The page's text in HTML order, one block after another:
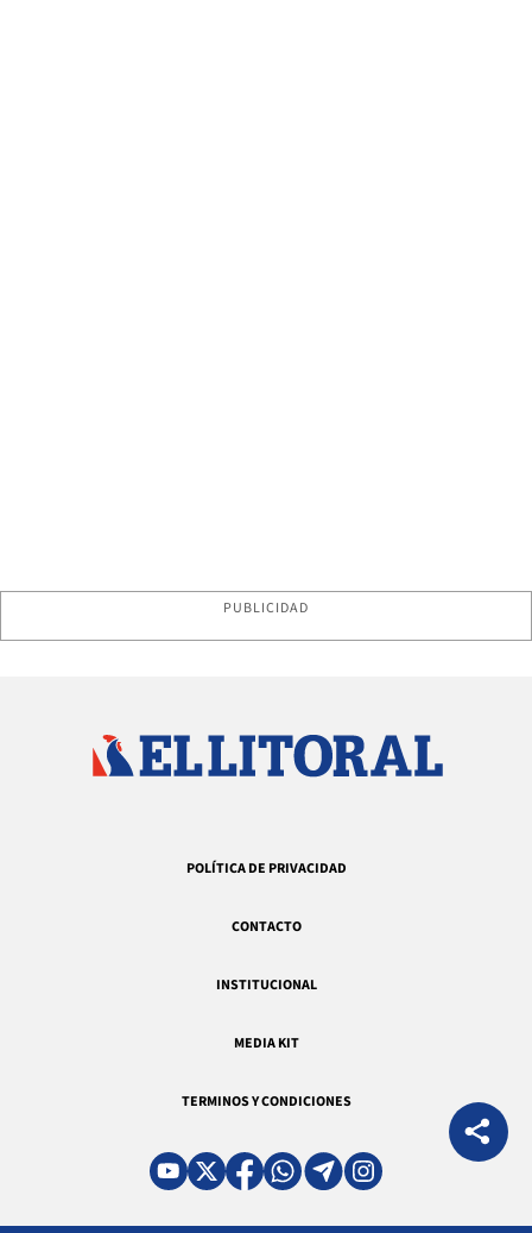
PUBLICIDAD
POLÍTICA DE PRIVACIDAD
CONTACTO
INSTITUCIONAL
MEDIA KIT
TERMINOS Y CONDICIONES